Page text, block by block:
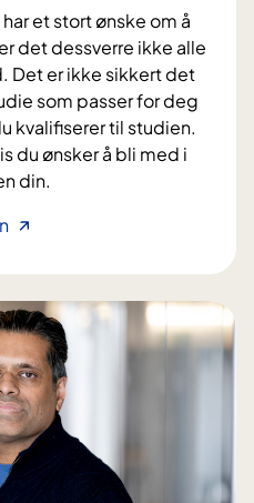
et stort ønske om å
det dessverre ikke alle
Det er ikke sikkert det
som passer for deg
kvalifiserer til studien.
du ønsker å bli med i
din.
H
e
m
k
a
n
d
e
l
t